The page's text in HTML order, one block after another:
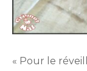
« Pour le